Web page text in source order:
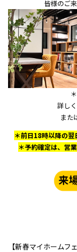
皆様のご
詳し
また
＊前日18時以降の翌
＊予約確定は、営
【新春マイホームフェ